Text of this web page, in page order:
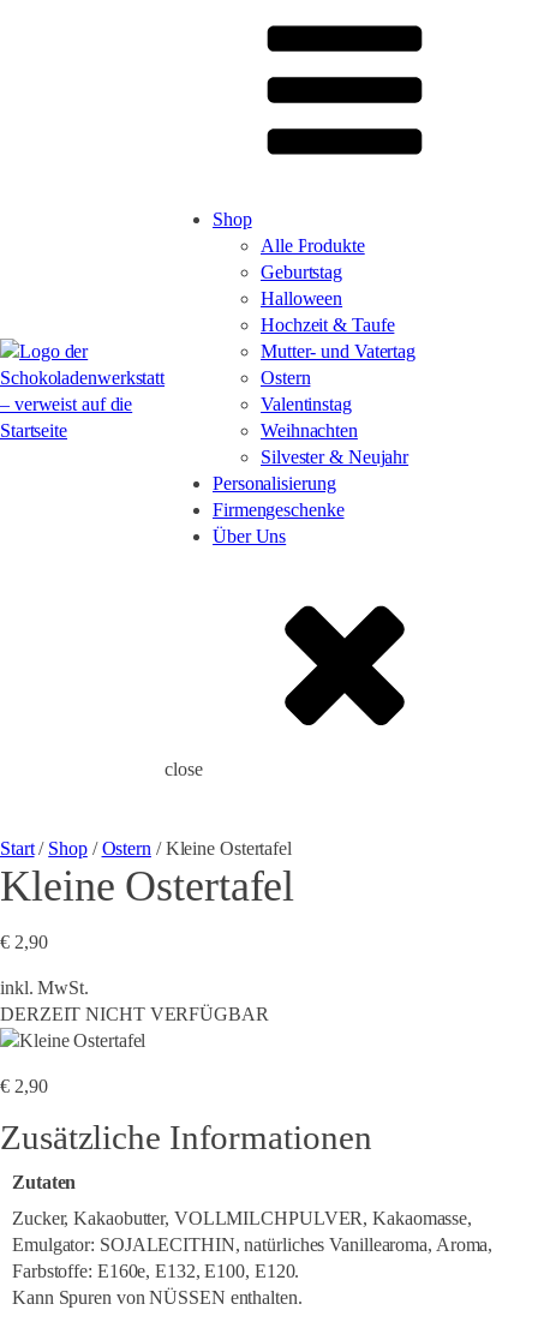
Shop
Alle Produkte
Geburtstag
Halloween
Hochzeit & Taufe
Mutter- und Vatertag
Ostern
Valentinstag
Weihnachten
Silvester & Neujahr
Personalisierung
Firmengeschenke
Über Uns
close
Start/ Shop/Ostern / Kleine Ostertafel
Kleine Ostertafel
€2,90
inkl. MwSt.
DERZEIT NICHT VERFÜGBAR
€2,90
Zusätzliche Informationen
Zutaten
Zucker, Kakaobutter, VOLLMILCHPULVER, Kakaomasse,
Emulgator: SOJALECITHIN, natürliches Vanillearoma, Aroma,
Farbstoffe: E160e, E132, E100, E120.
Kann Spuren von NÜSSEN enthalten.